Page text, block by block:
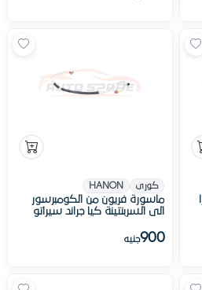
كورى HANON
ماسورة فريون من الكومبرسور
الى السربنتينة كيا جراند سيراتو
900جنيه